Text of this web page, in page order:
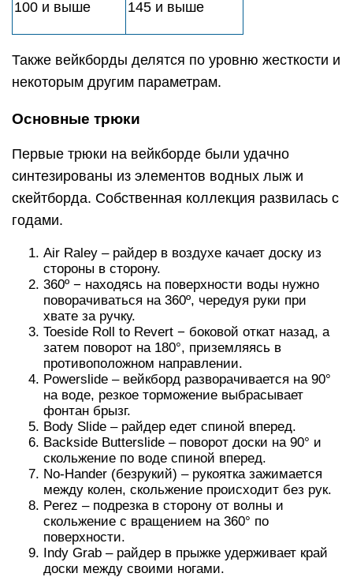
100 и выше 145 и выше
Также вейкборды делятся по уровню жесткости и
некоторым другим параметрам.
Основные трюки
Первые трюки на вейкборде были удачно
синтезированы из элементов водных лыж и
скейтборда. Собственная коллекция развилась с
годами.
Air Raley – райдер в воздухе качает доску из
стороны в сторону.
360º − находясь на поверхности воды нужно
поворачиваться на 360º, чередуя руки при
хвате за ручку.
Toeside Roll to Revert − боковой откат назад, а
затем поворот на 180°, приземляясь в
противоположном направлении.
Powerslide – вейкборд разворачивается на 90°
на воде, резкое торможение выбрасывает
фонтан брызг.
Body Slide – райдер едет спиной вперед.
Backside Butterslide – поворот доски на 90° и
скольжение по воде спиной вперед.
No-Hander (безрукий) – рукоятка зажимается
между колен, скольжение происходит без рук.
Perez – подрезка в сторону от волны и
скольжение с вращением на 360° по
поверхности.
Indy Grab – райдер в прыжке удерживает край
доски между своими ногами.